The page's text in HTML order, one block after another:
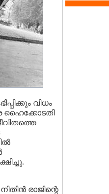
വിധം
ഹൈക്കോടതി
രാജിന്റെ